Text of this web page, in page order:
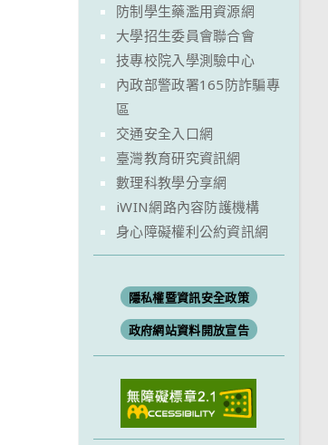
防制學生藥濫用資源網
大學招生委員會聯合會
技專校院入學測驗中心
內政部警政署165防詐騙專
區
交通安全入口網
臺灣教育研究資訊網
數理科教學分享網
iWIN網路內容防護機構
身心障礙權利公約資訊網
隱私權暨資訊安全政策
政府網站資料開放宣告